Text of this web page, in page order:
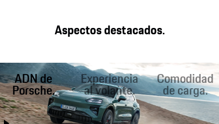
Aspectos destacados.
ADN de
Porsche.
Mejor que nunca, el
Experiencia
al volante.
Condiciones
Comodidad
de carga.
Carga rápida en la